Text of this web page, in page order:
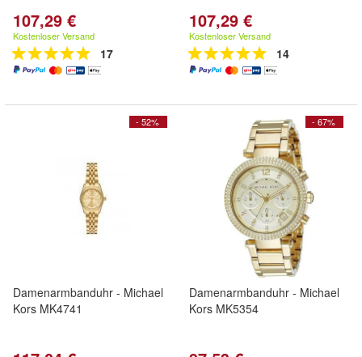
107,29 €
Kostenloser Versand
17
107,29 €
Kostenloser Versand
14
- 52%
Damenarmbanduhr - Michael
Kors MK4741
- 67%
Damenarmbanduhr - Michael
Kors MK5354